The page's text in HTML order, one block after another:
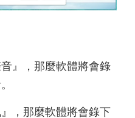
』，那麼軟體將會錄
，那麼軟體將會錄下